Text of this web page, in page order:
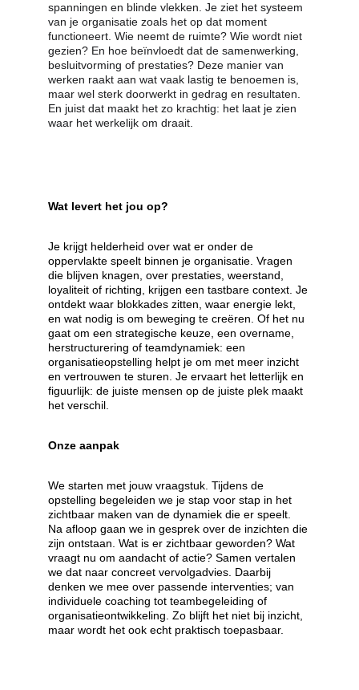
spanningen en blinde vlekken. Je ziet het systeem
van je organisatie zoals het op dat moment
functioneert. Wie neemt de ruimte? Wie wordt niet
gezien? En hoe beïnvloedt dat de samenwerking,
besluitvorming of prestaties? Deze manier van
werken raakt aan wat vaak lastig te benoemen is,
maar wel sterk doorwerkt in gedrag en resultaten.
En juist dat maakt het zo krachtig: het laat je zien
waar het werkelijk om draait.
Wat levert het jou op?
Je krijgt helderheid over wat er onder de
oppervlakte speelt binnen je organisatie. Vragen
die blijven knagen, over prestaties, weerstand,
loyaliteit of richting, krijgen een tastbare context. Je
ontdekt waar blokkades zitten, waar energie lekt,
en wat nodig is om beweging te creëren. Of het nu
gaat om een strategische keuze, een overname,
herstructurering of teamdynamiek: een
organisatieopstelling helpt je om met meer inzicht
en vertrouwen te sturen. Je ervaart het letterlijk en
figuurlijk: de juiste mensen op de juiste plek maakt
het verschil.
Onze aanpak
We starten met jouw vraagstuk. Tijdens de
opstelling begeleiden we je stap voor stap in het
zichtbaar maken van de dynamiek die er speelt.
Na afloop gaan we in gesprek over de inzichten die
zijn ontstaan. Wat is er zichtbaar geworden? Wat
vraagt nu om aandacht of actie? Samen vertalen
we dat naar concreet vervolgadvies. Daarbij
denken we mee over passende interventies; van
individuele coaching tot teambegeleiding of
organisatieontwikkeling. Zo blijft het niet bij inzicht,
maar wordt het ook echt praktisch toepasbaar.